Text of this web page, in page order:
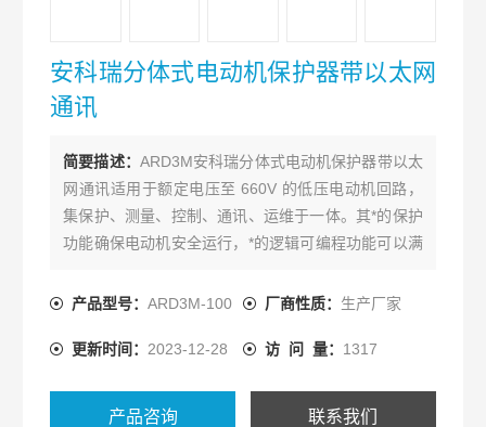
安科瑞分体式电动机保护器带以太网
通讯
简要描述： ARD3M安科瑞分体式电动机保护器带以太
网通讯适用于额定电压至 660V 的低压电动机回路，
集保护、测量、控制、通讯、运维于一体。其*的保护
功能确保电动机安全运行，*的逻辑可编程功能可以满
同的总线通讯需求，是工业智能化的理想选择。
和选配的通讯模块组成，体积小巧、结构紧凑、接线
产品型号：ARD3M-100 厂商性质： 生产厂家
更新时间： 2023-12-28 访 问 量： 1317
产品咨询 联系我们